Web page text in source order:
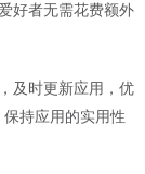
好者无需花费额外
及时更新应用，优
持应用的实用性